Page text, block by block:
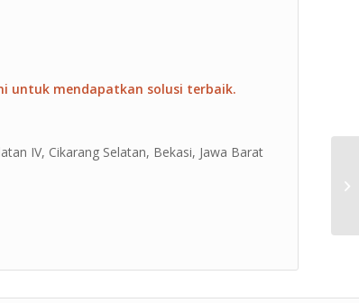
untuk mendapatkan solusi terbaik.
IV, Cikarang Selatan, Bekasi, Jawa Barat